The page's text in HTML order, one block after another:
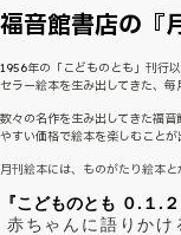
福音館書店の『
1956年の「こどものとも」刊行
セラー絵本を生み出してきた、毎
数々の名作を生み出してきた福
やすい価格で絵本を楽しむことが
月刊絵本には、ものがたり絵本
『こどものとも ０.１.２
赤ちゃんに語りかけ